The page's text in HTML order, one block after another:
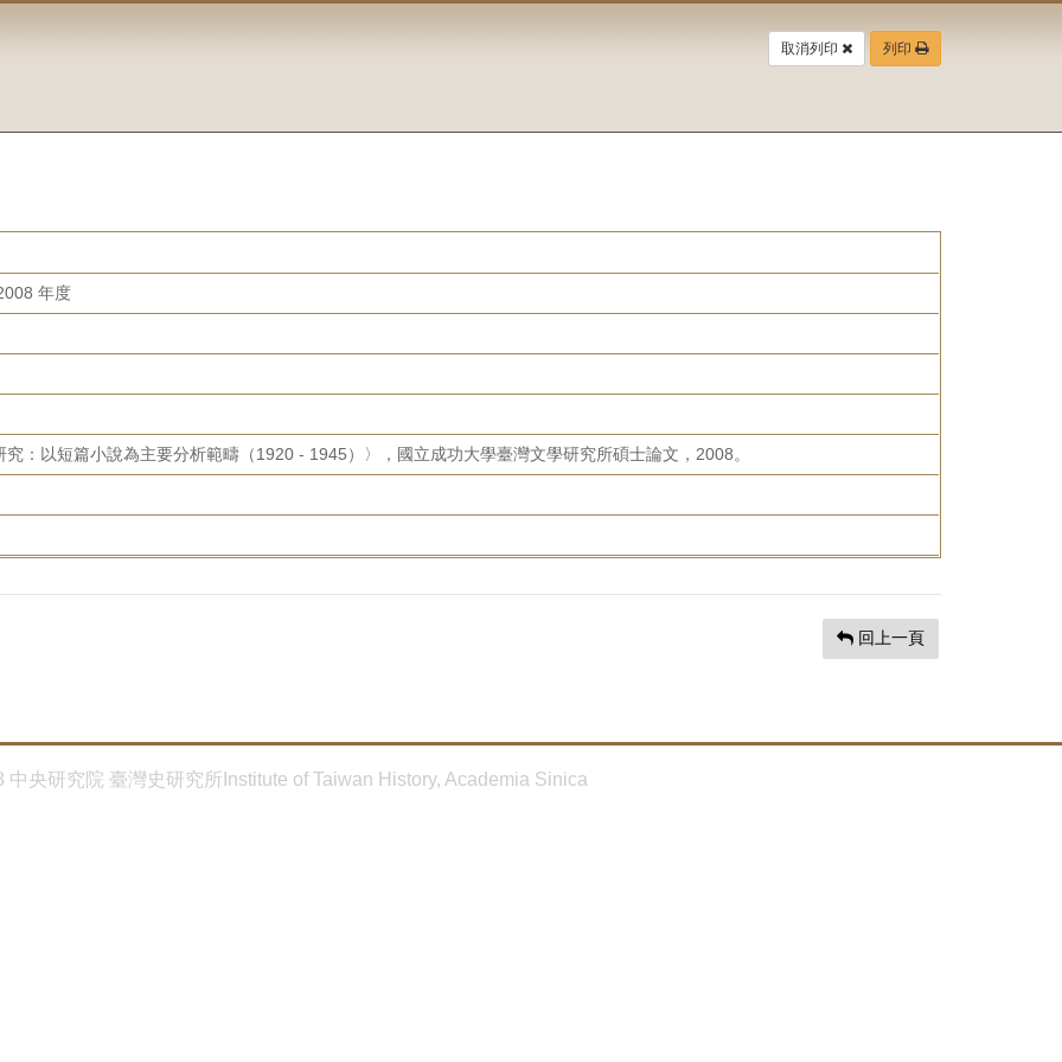
取消列印 列印
年度
究：以短篇小說為主要分析範疇（1920 - 1945）〉，國立成功大學臺灣文學研究所碩士論文，2008。
回上一頁
中央研究院 臺灣史研究所Institute of Taiwan History, Academia Sinica